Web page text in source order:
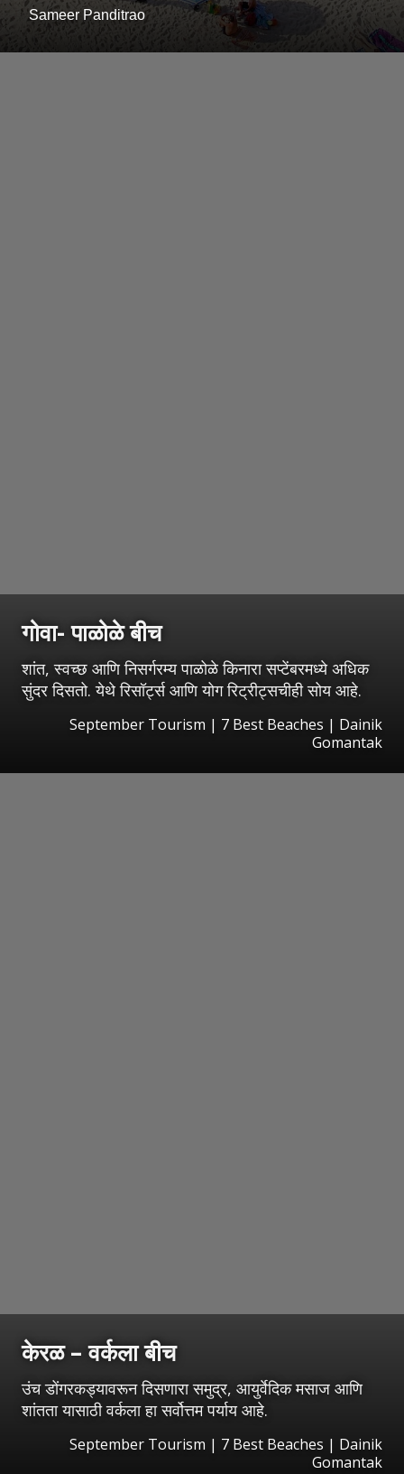
Sameer Panditrao
गोवा- पाळोळे बीच
शांत, स्वच्छ आणि निसर्गरम्य पाळोळे किनारा सप्टेंबरमध्ये अधिक
सुंदर दिसतो. येथे रिसॉर्ट्स आणि योग रिट्रीट्सचीही सोय आहे.
September Tourism | 7 Best Beaches | Dainik
Gomantak
केरळ – वर्कला बीच
उंच डोंगरकड्यावरून दिसणारा समुद्र, आयुर्वेदिक मसाज आणि
शांतता यासाठी वर्कला हा सर्वोत्तम पर्याय आहे.
September Tourism | 7 Best Beaches | Dainik
Gomantak